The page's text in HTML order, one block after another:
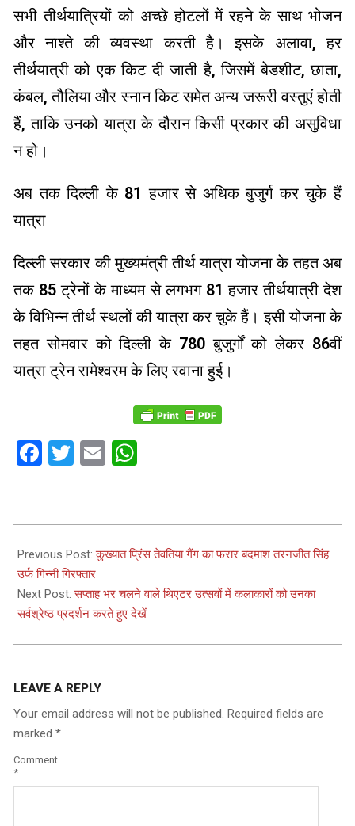
सभी तीर्थयात्रियों को अच्छे होटलों में रहने के साथ भोजन
और नाश्ते की व्यवस्था करती है। इसके अलावा, हर
तीर्थयात्री को एक किट दी जाती है, जिसमें बेडशीट, छाता,
कंबल, तौलिया और स्नान किट समेत अन्य जरूरी वस्तुएं होती
हैं, ताकि उनको यात्रा के दौरान किसी प्रकार की असुविधा
न हो।
अब तक दिल्ली के 81 हजार से अधिक बुजुर्ग कर चुके हैं
यात्रा
दिल्ली सरकार की मुख्यमंत्री तीर्थ यात्रा योजना के तहत अब
तक 85 ट्रेनों के माध्यम से लगभग 81 हजार तीर्थयात्री देश
के विभिन्न तीर्थ स्थलों की यात्रा कर चुके हैं। इसी योजना के
तहत सोमवार को दिल्ली के 780 बुजुर्गों को लेकर 86वीं
यात्रा ट्रेन रामेश्वरम के लिए रवाना हुई।
Facebook
Twitter
Email
01-
08
Previous Post:कुख्यात प्रिंस तेवतिया गैंग का फरार बदमाश तरनजीत सिंह
उर्फ ​​गिन्नी गिरफ्तार
Next Post:सप्ताह भर चलने वाले थिएटर उत्सवों में कलाकारों को उनका
सर्वश्रेष्ठ प्रदर्शन करते हुए देखें
LEAVE A REPLY
Your email address will not be published. Required fields are
marked *
Comment
*